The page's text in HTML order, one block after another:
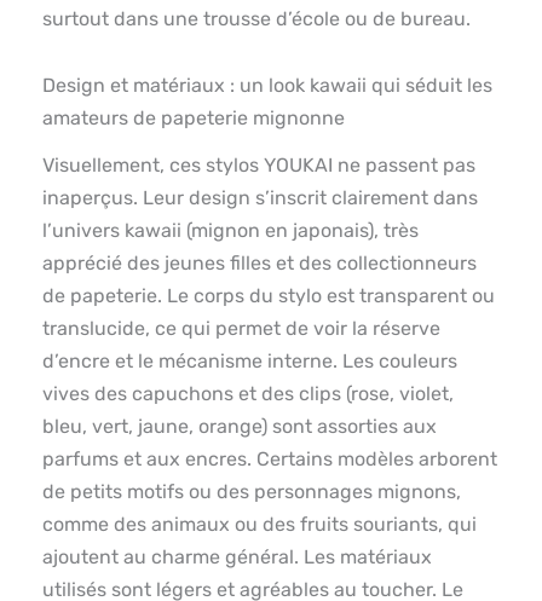
surtout dans une trousse d’école ou de bureau.
Design et matériaux : un look kawaii qui séduit les
amateurs de papeterie mignonne
Visuellement, ces stylos YOUKAI ne passent pas
inaperçus. Leur design s’inscrit clairement dans
l’univers kawaii (mignon en japonais), très
apprécié des jeunes filles et des collectionneurs
de papeterie. Le corps du stylo est transparent ou
translucide, ce qui permet de voir la réserve
d’encre et le mécanisme interne. Les couleurs
vives des capuchons et des clips (rose, violet,
bleu, vert, jaune, orange) sont assorties aux
parfums et aux encres. Certains modèles arborent
de petits motifs ou des personnages mignons,
comme des animaux ou des fruits souriants, qui
ajoutent au charme général. Les matériaux
utilisés sont légers et agréables au toucher. Le